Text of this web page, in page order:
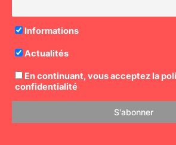
Informations
Actualités
En continuant, vous acceptez la
confidentialité